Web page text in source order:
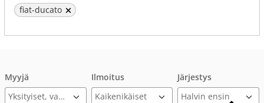
fiat-ducato
Myyjä
Yksityiset, varmennettu ilmoitus
Ilmoitus Järjestys